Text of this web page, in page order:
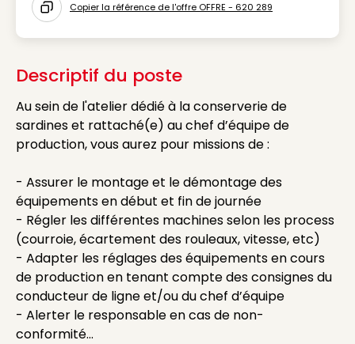
Icon copy to clipboard
Copier la référence de l'offre OFFRE - 620 289
Descriptif du poste
Au sein de l'atelier dédié à la conserverie de
sardines et rattaché(e) au chef d’équipe de
production, vous aurez pour missions de :
- Assurer le montage et le démontage des
équipements en début et fin de journée
- Régler les différentes machines selon les process
(courroie, écartement des rouleaux, vitesse, etc)
- Adapter les réglages des équipements en cours
de production en tenant compte des consignes du
conducteur de ligne et/ou du chef d’équipe
- Alerter le responsable en cas de non-
conformité...